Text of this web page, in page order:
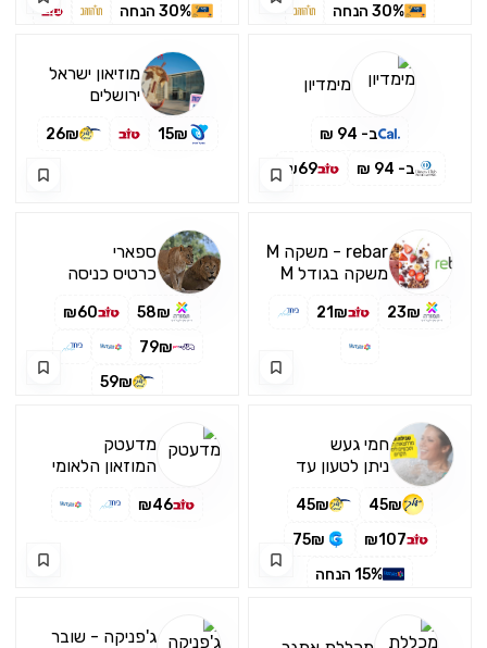
30% הנחה
15% הנחה
30% הנחה
15% הנחה
מימדיון
ב- 94 ₪
ב- 94 ₪
₪69
מוזיאון ישראל
ירושלים
15₪
26₪
rebar - משקה M
משקה בגודל M
23₪
21₪
ספארי
כרטיס כניסה
נמצא האוסף
בעלי חיים במזרח
התיכון.
58₪
₪60
79₪
59₪
חמי געש
ניתן לטעון עד
3,000₪ בחודש
45₪
45₪
₪107
75₪
15% הנחה
25% הנחה
מדעטק
המוזאון הלאומי
וחלל
₪46
ג'פניקה - שובר